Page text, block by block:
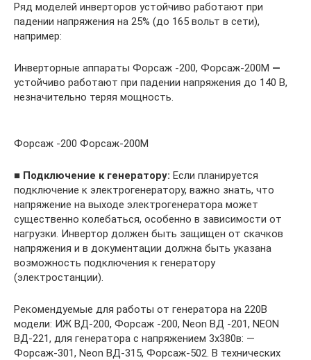
Ряд моделей инверторов устойчиво работают при
падении напряжения на 25% (до 165 вольт в сети),
например:
Инверторные аппараты Форсаж -200, Форсаж-200М —
устойчиво работают при падении напряжения до 140 В,
незначительно теряя мощность.
Форсаж -200 Форсаж-200М
■ Подключение к генератору: Если планируется
подключение к электрогенератору, важно знать, что
напряжение на выходе электрогенератора может
существенно колебаться, особенно в зависимости от
нагрузки. Инвертор должен быть защищен от скачков
напряжения и в документации должна быть указана
возможность подключения к генератору
(электростанции).
Рекомендуемые для работы от генератора на 220В
модели: ИЖ ВД-200, Форсаж -200, Neon ВД -201, NEON
ВД-221, для генератора с напряжением 3х380в: —
Форсаж-301, Neon ВД-315, Форсаж-502. В технических